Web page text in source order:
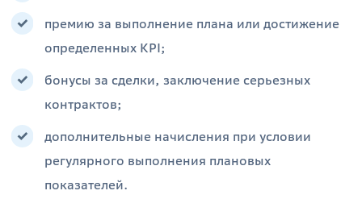
премию за выполнение плана или достижение
определенных KPI;
бонусы за сделки, заключение серьезных
контрактов;
дополнительные начисления при условии
регулярного выполнения плановых
показателей.